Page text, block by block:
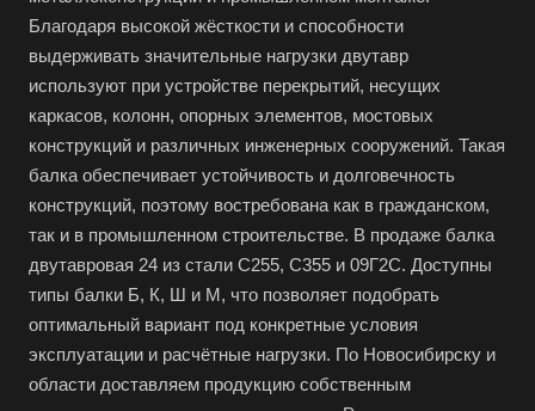
Благодаря высокой жёсткости и способности
выдерживать значительные нагрузки двутавр
используют при устройстве перекрытий, несущих
каркасов, колонн, опорных элементов, мостовых
конструкций и различных инженерных сооружений. Такая
балка обеспечивает устойчивость и долговечность
конструкций, поэтому востребована как в гражданском,
так и в промышленном строительстве. В продаже балка
двутавровая 24 из стали С255, С355 и 09Г2С. Доступны
типы балки Б, К, Ш и М, что позволяет подобрать
оптимальный вариант под конкретные условия
эксплуатации и расчётные нагрузки. По Новосибирску и
области доставляем продукцию собственным